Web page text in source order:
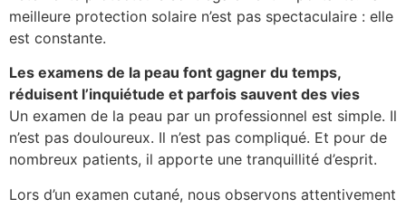
meilleure protection solaire n’est pas spectaculaire : elle
est constante.
Les examens de la peau font gagner du temps,
réduisent l’inquiétude et parfois sauvent des vies
Un examen de la peau par un professionnel est simple. Il
n’est pas douloureux. Il n’est pas compliqué. Et pour de
nombreux patients, il apporte une tranquillité d’esprit.
Lors d’un examen cutané, nous observons attentivement